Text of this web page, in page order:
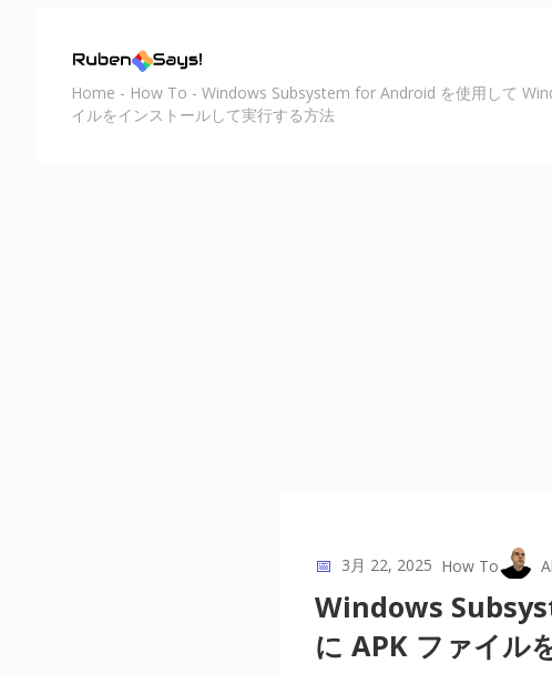
Home - How To - Windows Subsystem for Android を使用して
イルをインストールして実行する方法
📅 3月 22, 2025 How To
Windows
に APK ファイル